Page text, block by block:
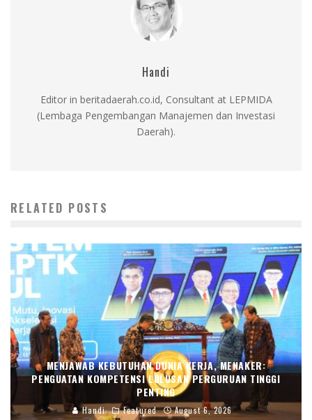
Handi
Editor in beritadaerah.co.id, Consultant at LEPMIDA
(Lembaga Pengembangan Manajemen dan Investasi
Daerah).
RELATED POSTS
MENJAWAB KEBUTUHAN DUNIA KERJA, MENAKER:
PENGUATAN KOMPETENSI LULUSAN PERGURUAN TINGGI
PENTING
Handi Featured August 6, 2026